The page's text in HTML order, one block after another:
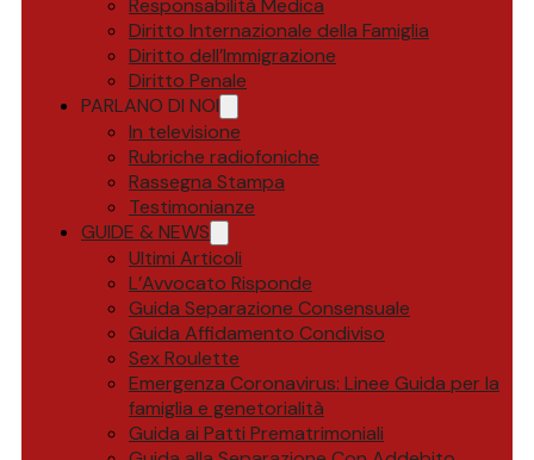
Responsabilità Medica
Diritto Internazionale della Famiglia
Diritto dell’Immigrazione
Diritto Penale
PARLANO DI NOI
In televisione
Rubriche radiofoniche
Rassegna Stampa
Testimonianze
GUIDE & NEWS
Ultimi Articoli
L’Avvocato Risponde
Guida Separazione Consensuale
Guida Affidamento Condiviso
Sex Roulette
Emergenza Coronavirus: Linee Guida per la
famiglia e genetorialità
Guida ai Patti Prematrimoniali